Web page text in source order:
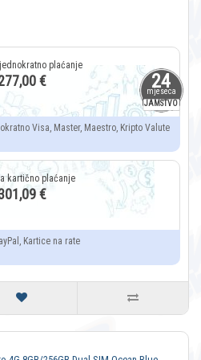
24
mjeseca
JAMSTVO
€
Visa, Master, Maestro, Kripto Valute
€
Kartice na rate